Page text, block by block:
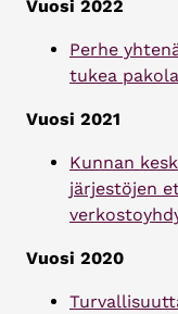
Vuosi 2022
Perhe
tukea
Vuosi 2021
Kunnan
järjestöjen
Vuosi 2020